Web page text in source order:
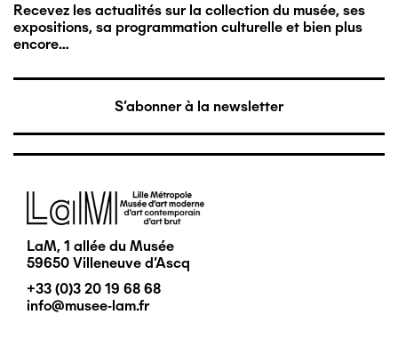
Recevez les actualités sur la collection du musée, ses
expositions, sa programmation culturelle et bien plus
encore…
S'abonner à la newsletter
Image
LaM, 1 allée du Musée
59650 Villeneuve d'Ascq
+33 (0)3 20 19 68 68
info@musee-lam.fr